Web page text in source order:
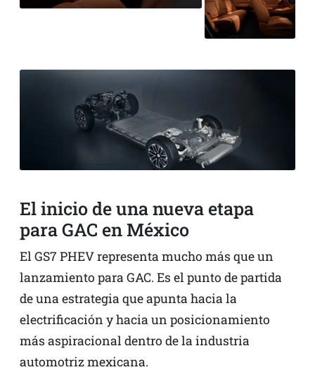
El inicio de una nueva etapa
para GAC en México
El GS7 PHEV representa mucho más que un
lanzamiento para GAC. Es el punto de partida
de una estrategia que apunta hacia la
electrificación y hacia un posicionamiento
más aspiracional dentro de la industria
automotriz mexicana.